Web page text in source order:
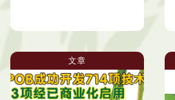
文章